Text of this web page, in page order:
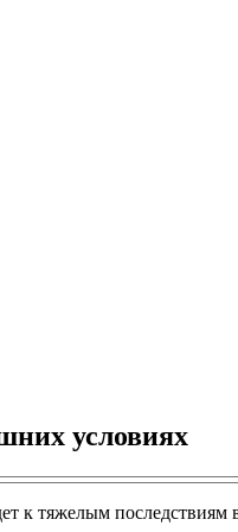
условиях
к тяжелым последствиям